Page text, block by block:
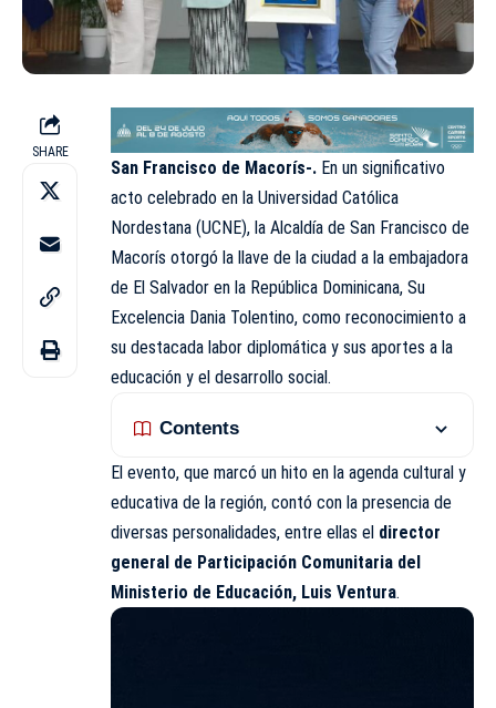
SHARE
San Francisco de Macorís-. En un significativo
acto celebrado en la Universidad Católica
Nordestana (UCNE), la Alcaldía de San Francisco de
Macorís otorgó la llave de la ciudad a la embajadora
de El Salvador en la República Dominicana, Su
Excelencia Dania Tolentino, como reconocimiento a
su destacada labor diplomática y sus aportes a la
educación y el desarrollo social.
Contents
El evento, que marcó un hito en la agenda cultural y
educativa de la región, contó con la presencia de
diversas personalidades, entre ellas el director
general de Participación Comunitaria del
Ministerio de Educación, Luis Ventura.